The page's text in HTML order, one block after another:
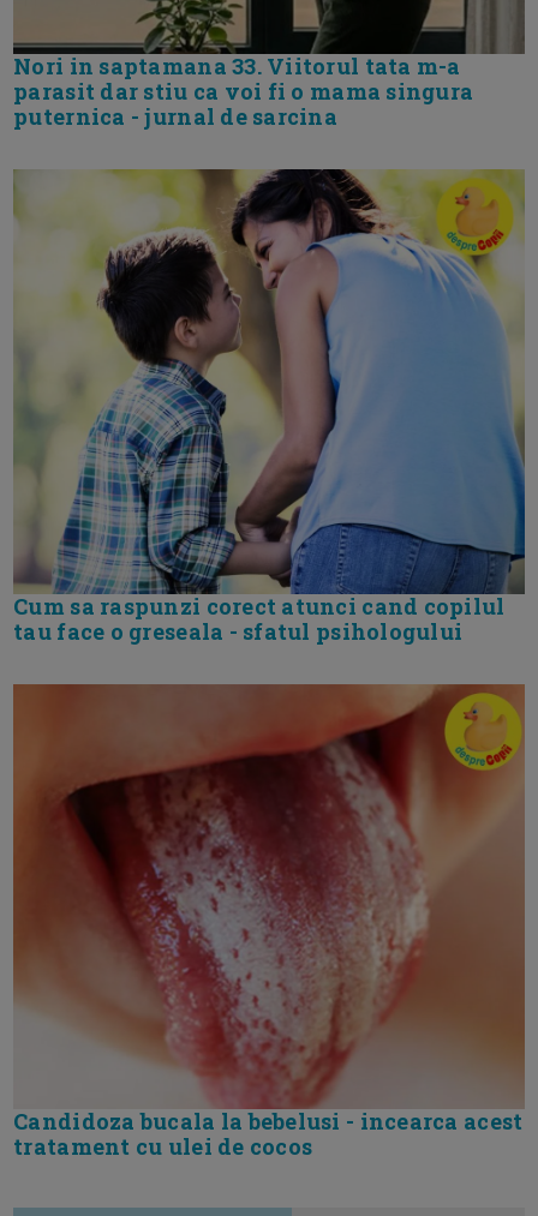
Nori in saptamana 33. Viitorul tata m-a
parasit dar stiu ca voi fi o mama singura
puternica - jurnal de sarcina
Cum sa raspunzi corect atunci cand copilul
tau face o greseala - sfatul psihologului
Candidoza bucala la bebelusi - incearca acest
tratament cu ulei de cocos